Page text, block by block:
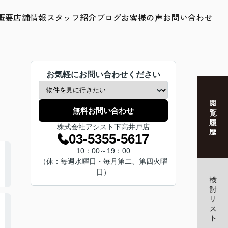
要店舗情報スタッフ紹介ブログお客様の声お問い合わせ
お気軽にお問い合わせください
無料お問い合わせ
株式会社アシスト下高井戸店
03-5355-5617
10：00～19：00
（休：毎週水曜日・毎月第二、第四火曜
日）